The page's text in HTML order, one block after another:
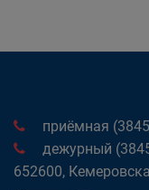
приёмная
дежурный
652600,